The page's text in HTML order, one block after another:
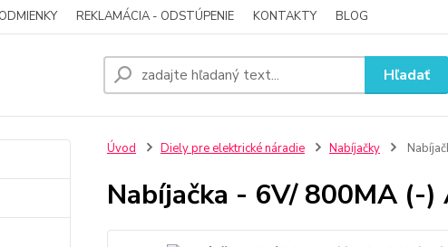
REKLAMÁCIA - ODSTÚPENIE KONTAKTY BLOG
Hľadať
Úvod Diely pre elektrické náradie Nabíjačky
Nabíjačka - 6V/ 800MA (-)